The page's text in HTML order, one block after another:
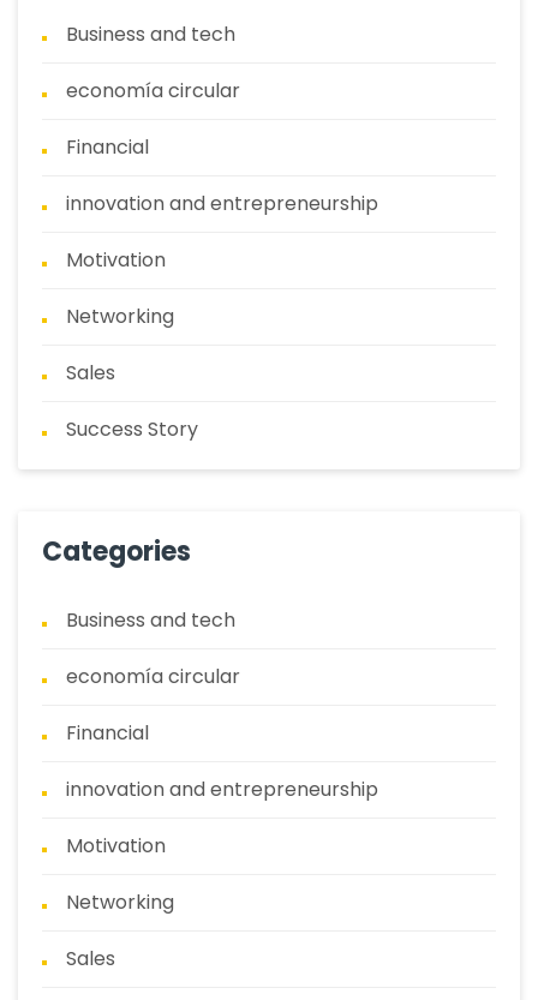
Business and tech
economía circular
Financial
innovation and entrepreneurship
Motivation
Networking
Sales
Success Story
Categories
Business and tech
economía circular
Financial
innovation and entrepreneurship
Motivation
Networking
Sales